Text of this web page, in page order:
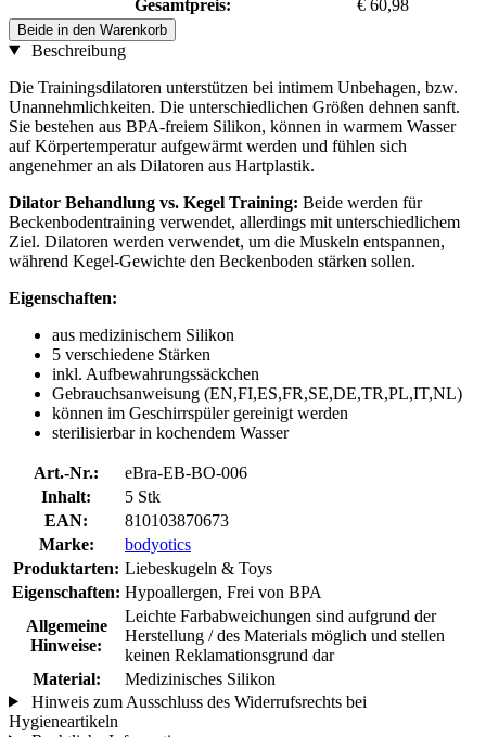
Gesamtpreis:
€ 60,98
Beide in den Warenkorb
Beschreibung
Die Trainingsdilatoren unterstützen bei intimem Unbehagen, bzw.
Unannehmlichkeiten. Die unterschiedlichen Größen dehnen sanft.
Sie bestehen aus BPA-freiem Silikon, können in warmem Wasser
auf Körpertemperatur aufgewärmt werden und fühlen sich
angenehmer an als Dilatoren aus Hartplastik.
Dilator Behandlung vs. Kegel Training: Beide werden für
Beckenbodentraining verwendet, allerdings mit unterschiedlichem
Ziel. Dilatoren werden verwendet, um die Muskeln entspannen,
während Kegel-Gewichte den Beckenboden stärken sollen.
Eigenschaften:
aus medizinischem Silikon
5 verschiedene Stärken
inkl. Aufbewahrungssäckchen
Gebrauchsanweisung (EN,FI,ES,FR,SE,DE,TR,PL,IT,NL)
können im Geschirrspüler gereinigt werden
sterilisierbar in kochendem Wasser
Art.-Nr.:
eBra-EB-BO-006
Inhalt:
5 Stk
EAN:
810103870673
Marke:
bodyotics
Produktarten: Liebeskugeln & Toys
Eigenschaften: Hypoallergen, Frei von BPA
Allgemeine
Hinweise:
Leichte Farbabweichungen sind aufgrund der
Herstellung / des Materials möglich und stellen
keinen Reklamationsgrund dar
Material:
Medizinisches Silikon
Hinweis zum Ausschluss des Widerrufsrechts bei
Hygieneartikeln